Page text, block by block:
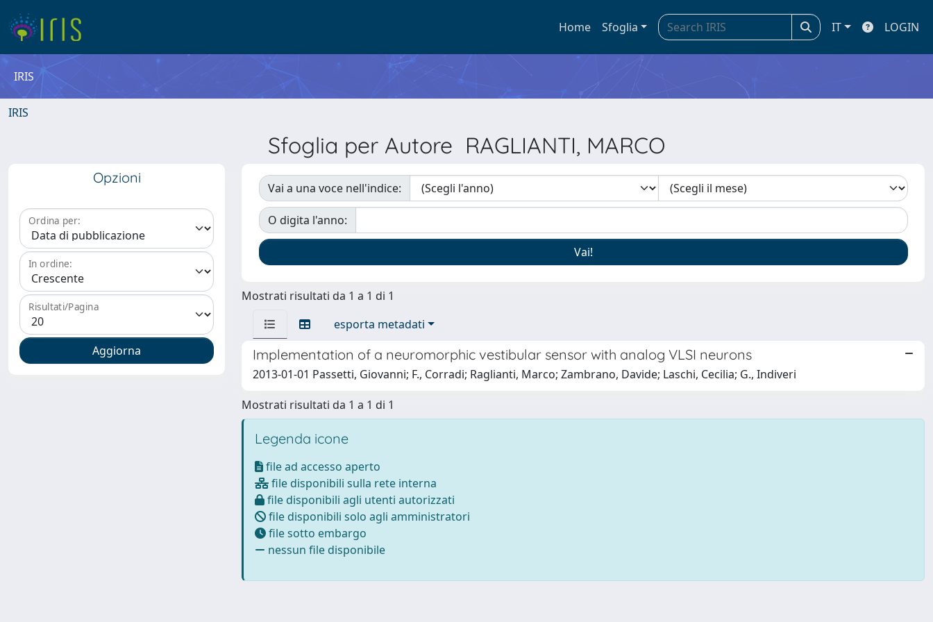
Home Sfoglia IT LOGIN
IRIS
IRIS
Sfoglia per Autore RAGLIANTI, MARCO
Opzioni
Ordina per:
In ordine:
Risultati/Pagina
Vai a una voce nell'indice:
O digita l'anno:
Mostrati risultati da 1 a 1 di 1
esporta metadati
Implementation of a neuromorphic vestibular sensor with analog VLSI neurons
2013-01-01 Passetti, Giovanni; F., Corradi; Raglianti, Marco; Zambrano, Davide; Laschi, Cecilia; G., Indiveri
Mostrati risultati da 1 a 1 di 1
Legenda icone
file ad accesso aperto
file disponibili sulla rete interna
file disponibili agli utenti autorizzati
file disponibili solo agli amministratori
file sotto embargo
nessun file disponibile